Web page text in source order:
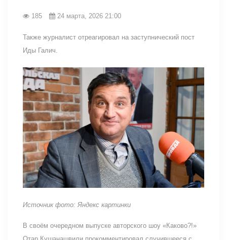
185 24 марта, 2026 21:00
Также журналист отреагировал на заступнический пост
Иды Галич.
Источник фото: Яндекс картинки
В своём очередном выпуске авторского шоу «Каково?!»